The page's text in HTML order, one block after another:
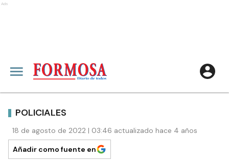
Ads
POLICIALES
18 de agosto de 2022 | 03:46 actualizado hace 4 años
Añadir como fuente en